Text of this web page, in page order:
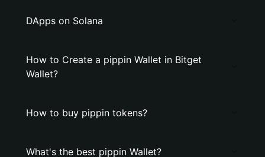
DApps on Solana
How to Create a pippin Wallet in Bitget
Wallet?
How to buy pippin tokens?
What's the best pippin Wallet?